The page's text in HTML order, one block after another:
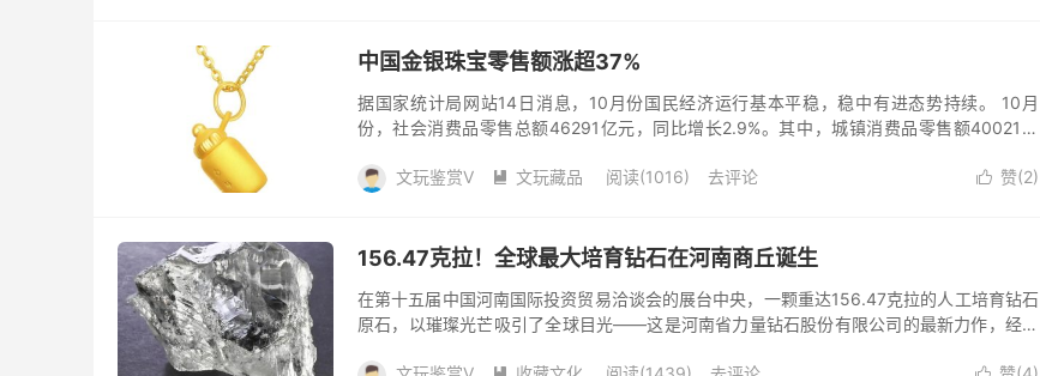
中国金银珠宝零售额涨超37%
据国家统计局网站14日消息，10月份国民经济运行基本平稳，稳中有进态势持续。 10月
份，社会消费品零售总额46291亿元，同比增长2.9%。其中，城镇消费品零售额40021亿
 赞(2)
文玩鉴赏V  文玩藏品 阅读(1016) 去评论
156.47克拉！全球最大培育钻石在河南商丘诞生
在第十五届中国河南国际投资贸易洽谈会的展台中央，一颗重达156.47克拉的人工培育钻石
原石，以璀璨光芒吸引了全球目光——这是河南省力量钻石股份有限公司的最新力作，经国